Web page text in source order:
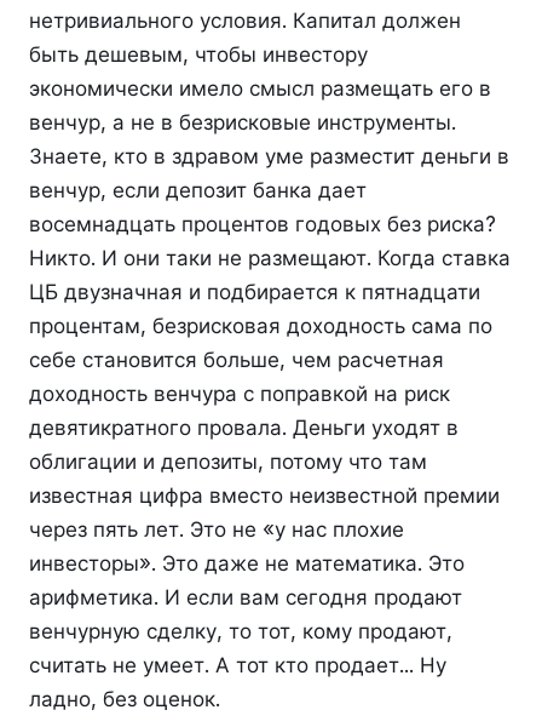
нетривиального условия. Капитал должен
быть дешевым, чтобы инвестору
экономически имело смысл размещать его в
венчур, а не в безрисковые инструменты.
Знаете, кто в здравом уме разместит деньги в
венчур, если депозит банка дает
восемнадцать процентов годовых без риска?
Никто. И они таки не размещают. Когда ставка
ЦБ двузначная и подбирается к пятнадцати
процентам, безрисковая доходность сама по
себе становится больше, чем расчетная
доходность венчура с поправкой на риск
девятикратного провала. Деньги уходят в
облигации и депозиты, потому что там
известная цифра вместо неизвестной премии
через пять лет. Это не «у нас плохие
инвесторы». Это даже не математика. Это
арифметика. И если вам сегодня продают
венчурную сделку, то тот, кому продают,
считать не умеет. А тот кто продает... Ну
ладно, без оценок.